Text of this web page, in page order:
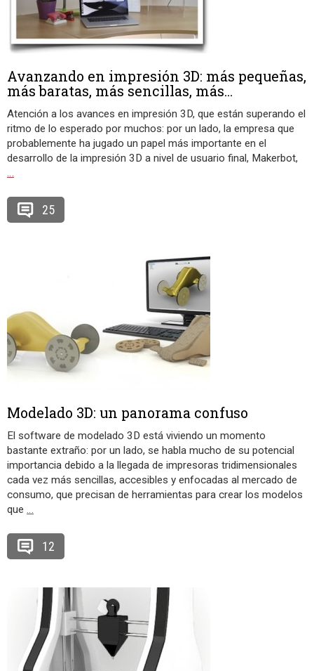
Avanzando en impresión 3D: más pequeñas,
más baratas, más sencillas, más…
Atención a los avances en impresión 3D, que están superando el
ritmo de lo esperado por muchos: por un lado, la empresa que
probablemente ha jugado un papel más importante en el
desarrollo de la impresión 3D a nivel de usuario final, Makerbot,
…
25
Modelado 3D: un panorama confuso
El software de modelado 3D está viviendo un momento
bastante extraño: por un lado, se habla mucho de su potencial
importancia debido a la llegada de impresoras tridimensionales
cada vez más sencillas, accesibles y enfocadas al mercado de
consumo, que precisan de herramientas para crear los modelos
que …
12